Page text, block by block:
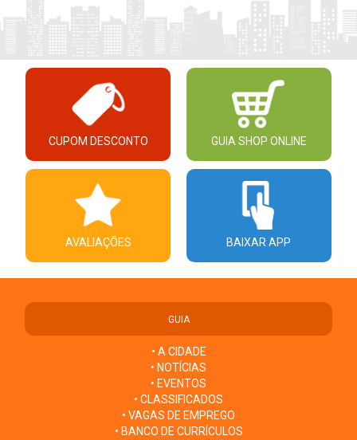
CUPOM DESCONTO GUIA SHOP ONLINE
AVALIAÇÕES BAIXAR APP
GUIA
• A CIDADE
• NOTÍCIAS
• EVENTOS
• CLASSIFICADOS
• VAGAS DE EMPREGO
• BANCO DE CURRÍCULOS